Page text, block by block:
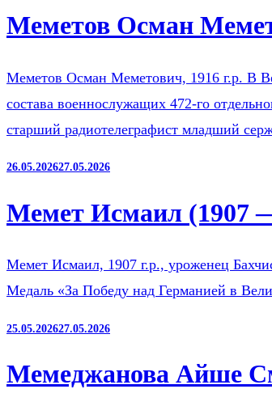
Меметов Осман
Меметов Осман Меметович, 1916 г.р. В
состава военнослужащих 472-го
старший радиотелеграфист младший
26.05.202627.05.2026
Мемет Исмаил (1907
Мемет Исмаил, 1907 г.р., уроженец
Медаль «За Победу над Германией в
25.05.202627.05.2026
Мемеджанова Айше